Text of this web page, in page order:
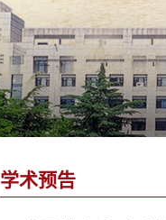
学术预告